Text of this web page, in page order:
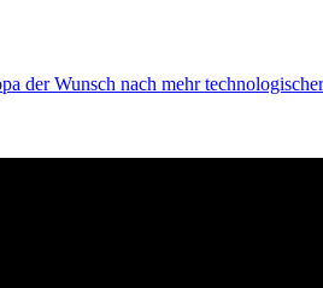
Wunsch nach mehr